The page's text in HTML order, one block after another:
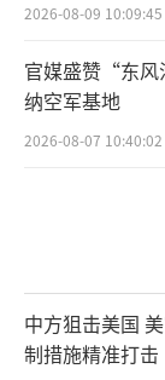
2026-08-09 10:09:45
官媒盛赞“东
纳空军基地
2026-08-07 10:40:02
中方狙击美国
制措施精准打击